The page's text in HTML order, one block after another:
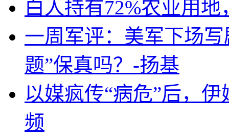
白人持有72%农业用
一周军评：美军下场
题”保真吗？-扬基
以媒疯传“病危”后，
频